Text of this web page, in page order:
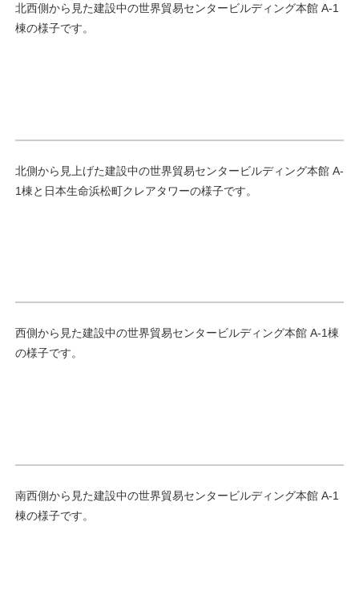
北西側から見た建設中の世界貿易センタービルディング本館 A-1
棟の様子です。
北側から見上げた建設中の世界貿易センタービルディング本館 A-
1棟と日本生命浜松町クレアタワーの様子です。
西側から見た建設中の世界貿易センタービルディング本館 A-1棟
の様子です。
南西側から見た建設中の世界貿易センタービルディング本館 A-1
棟の様子です。